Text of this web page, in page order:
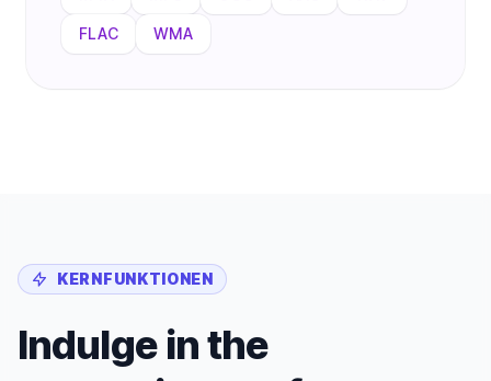
FLAC WMA
KERNFUNKTIONEN
Indulge in the